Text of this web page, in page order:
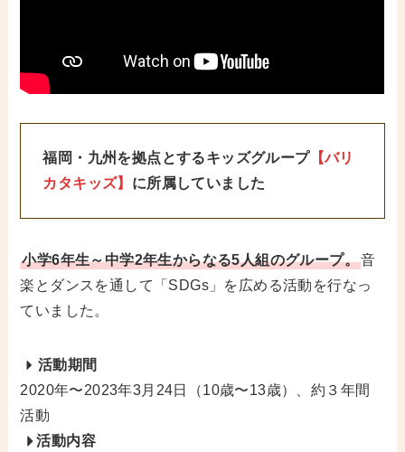
福岡・九州を拠点とするキッズグループ【バリ
カタキッズ】 に所属していました
小学6年生～中学2年生からなる5人組のグループ。音
楽とダンスを通して「SDGs」を広める活動を行なっ
ていました。
活動期間
2020年〜2023年3月24日（10歳〜13歳）、約３年間
活動
活動内容